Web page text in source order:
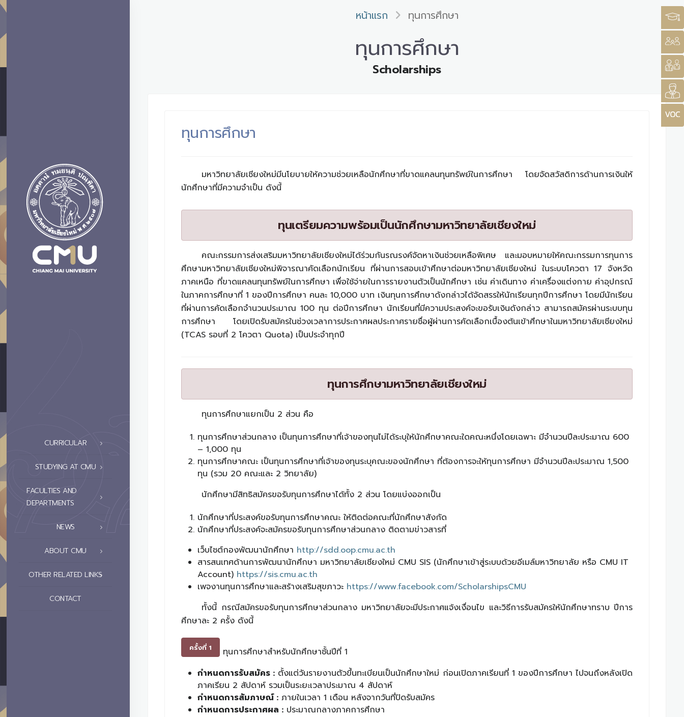
CURRICULAR
STUDYING AT CMU
FACULTIES AND
DEPARTMENTS
NEWS
ABOUT CMU
OTHER RELATED LINKS
CONTACT
หน้าแรก ทุนการศึกษา
ทุนการศึกษา
Scholarships
ทุนการศึกษา
มหาวิทยาลัยเชียงใหม่มีนโยบายให้ความช่วยเหลือนักศึกษาที่ขาดแคลนทุนทรัพย์ในการศึกษา โดยจัดสวัสดิการด้านการเงินให้
นักศึกษาที่มีความจำเป็น ดังนี้
ทุนเตรียมความพร้อมเป็นนักศึกษามหาวิทยาลัยเชียงใหม่
คณะกรรมการส่งเสริมมหาวิทยาลัยเชียงใหม่ได้ร่วมกันรณรงค์จัดหาเงินช่วยเหลือพิเศษ และมอบหมายให้คณะกรรมการทุนการ
ศึกษามหาวิทยาลัยเชียงใหม่พิจารณาคัดเลือกนักเรียน ที่ผ่านการสอบเข้าศึกษาต่อมหาวิทยาลัยเชียงใหม่ ในระบบโควตา 17 จังหวัด
ภาคเหนือ ที่ขาดแคลนทุนทรัพย์ในการศึกษา เพื่อใช้จ่ายในการรายงานตัวเป็นนักศึกษา เช่น ค่าเดินทาง ค่าเครื่องแต่งกาย ค่าอุปกรณ์
ในภาคการศึกษาที่ 1 ของปีการศึกษา คนละ 10,000 บาท เงินทุนการศึกษาดังกล่าวได้จัดสรรให้นักเรียนทุกปีการศึกษา โดยมีนักเรียน
ที่ผ่านการคัดเลือกจำนวนประมาณ 100 ทุน ต่อปีการศึกษา นักเรียนที่มีความประสงค์จะขอรับเงินดังกล่าว สามารถสมัครผ่านระบบทุน
การศึกษา โดยเปิดรับสมัครในช่วงเวลาการประกาศผลประกาศรายชื่อผู้ผ่านการคัดเลือกเบื้องต้นเข้าศึกษาในมหาวิทยาลัยเชียงใหม่
(TCAS รอบที่ 2 โควตา Quota) เป็นประจำทุกปี
ทุนการศึกษามหาวิทยาลัยเชียงใหม่
ทุนการศึกษาแยกเป็น 2 ส่วน คือ
ทุนการศึกษาส่วนกลาง เป็นทุนการศึกษาที่เจ้าของทุนไม่ได้ระบุให้นักศึกษาคณะใดคณะหนึ่งโดยเฉพาะ มีจำนวนปีละประมาณ 600
– 1,000 ทุน
ทุนการศึกษาคณะ เป็นทุนการศึกษาที่เจ้าของทุนระบุคณะของนักศึกษา ที่ต้องการจะให้ทุนการศึกษา มีจำนวนปีละประมาณ 1,500
ทุน (รวม 20 คณะและ 2 วิทยาลัย)
นักศึกษามีสิทธิสมัครขอรับทุนการศึกษาได้ทั้ง 2 ส่วน โดยแบ่งออกเป็น
นักศึกษาที่ประสงค์ขอรับทุนการศึกษาคณะ ให้ติดต่อคณะที่นักศึกษาสังกัด
นักศึกษาที่ประสงค์จะสมัครขอรับทุนการศึกษาส่วนกลาง ติดตามข่าวสารที่
เว็บไชต์กองพัฒนานักศึกษา http://sdd.oop.cmu.ac.th
สารสนเทศด้านการพัฒนานักศึกษา มหาวิทยาลัยเชียงใหม่ CMU SIS (นักศึกษาเข้าสู่ระบบด้วยอีเมล์มหาวิทยาลัย หรือ CMU IT
Account) https://sis.cmu.ac.th
เพจงานทุนการศึกษาและสร้างเสริมสุขภาวะ https://www.facebook.com/ScholarshipsCMU
ทั้งนี้ กรณีสมัครขอรับทุนการศึกษาส่วนกลาง มหาวิทยาลัยจะมีประกาศแจ้งเงื่อนไข และวิธีการรับสมัครให้นักศึกษาทราบ ปีการ
ศึกษาละ 2 ครั้ง ดังนี้
ครั้งที่ 1
ทุนการศึกษาสำหรับนักศึกษาชั้นปีที่ 1
กำหนดการรับสมัคร : ตั้งแต่วันรายงานตัวขึ้นทะเบียนเป็นนักศึกษาใหม่ ก่อนเปิดภาคเรียนที่ 1 ของปีการศึกษา ไปจนถึงหลังเปิด
ภาคเรียน 2 สัปดาห์ รวมเป็นระยะเวลาประมาณ 4 สัปดาห์
กำหนดการสัมภาษณ์ : ภายในเวลา 1 เดือน หลังจากวันที่ปิดรับสมัคร
กำหนดการประกาศผล : ประมาณกลางภาคการศึกษา